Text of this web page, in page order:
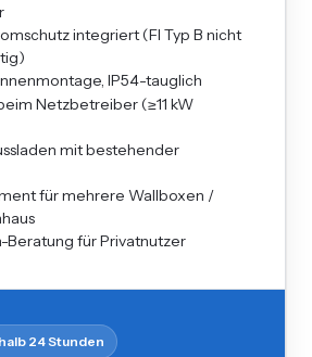
integriert (FI Typ B nicht
IP54-tauglich
Netzbetreiber (≥11 kW
mit bestehender
für mehrere Wallboxen /
Beratung für Privatnutzer
24 Stunden